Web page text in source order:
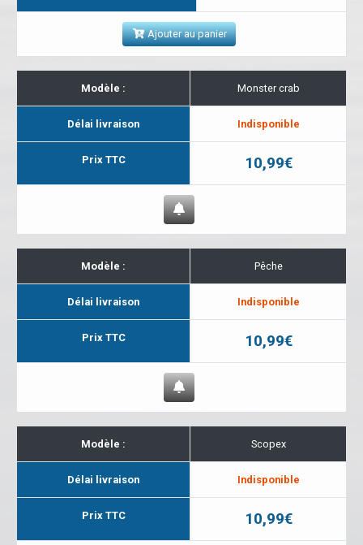
Ajouter au panier
Modèle : Monster crab
Délai livraison Indisponible
Prix TTC 10,99€
Modèle : Pêche
Délai livraison Indisponible
Prix TTC 10,99€
Modèle : Scopex
Délai livraison Indisponible
Prix TTC 10,99€